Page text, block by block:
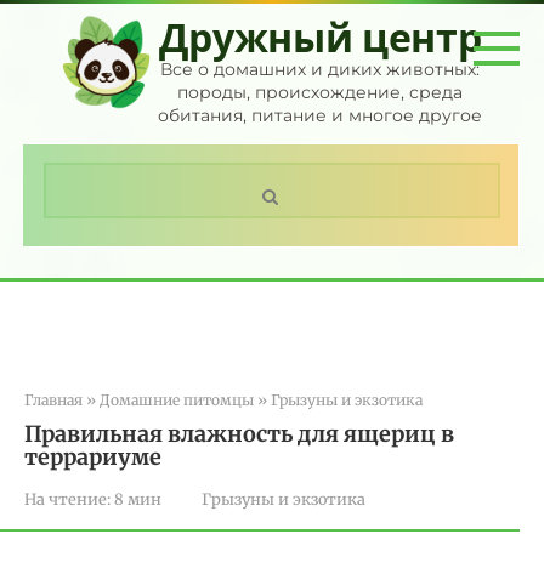
Перейти
контенту
Дружный центр
Все о домашних и диких животных:
породы, происхождение, среда
обитания, питание и многое другое
Главная » Домашние питомцы » Грызуны и экзотика
Правильная влажность для ящериц в
террариуме
На чтение:8 мин Грызуны и экзотика